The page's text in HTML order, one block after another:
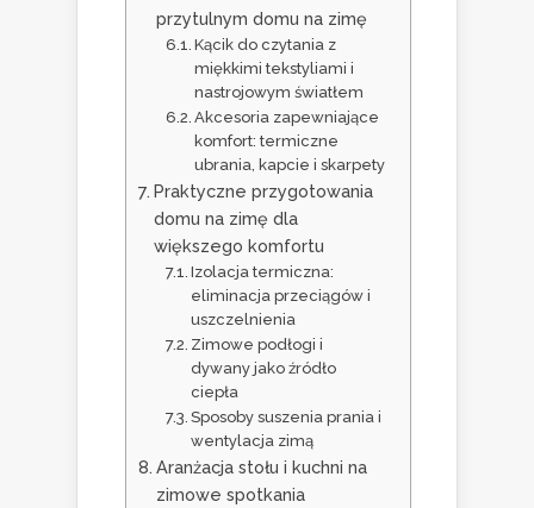
przytulnym domu na zimę
Kącik do czytania z
miękkimi tekstyliami i
nastrojowym światłem
Akcesoria zapewniające
komfort: termiczne
ubrania, kapcie i skarpety
Praktyczne przygotowania
domu na zimę dla
większego komfortu
Izolacja termiczna:
eliminacja przeciągów i
uszczelnienia
Zimowe podłogi i
dywany jako źródło
ciepła
Sposoby suszenia prania i
wentylacja zimą
Aranżacja stołu i kuchni na
zimowe spotkania